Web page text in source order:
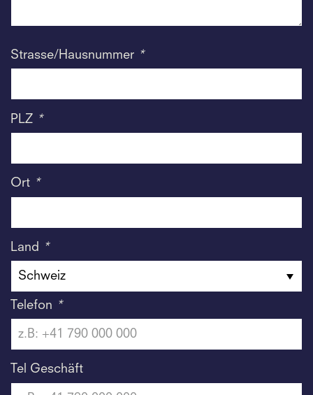
Strasse/Hausnummer *
PLZ *
Ort *
Land *
Telefon *
Tel Geschäft